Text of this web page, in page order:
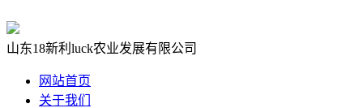
山东18新利luck农业发展有限公司
网站首页
关于我们